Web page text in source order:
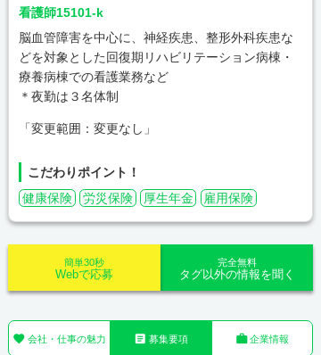
看護師15101-k
脳血管障害を中心に、神経疾患、整形外科疾患な
どを対象とした回復期リハビリテーション病棟・
療養病棟での看護業務など
＊夜勤は３名体制
「変更範囲：変更なし」
こだわりポイント！
健康保険
労災保険 厚生年金 雇用保険
完全無料
タグ以外の情報を聞く
簡単30秒
Webで応募
 会社・仕事の魅力  募集要項 企業情報